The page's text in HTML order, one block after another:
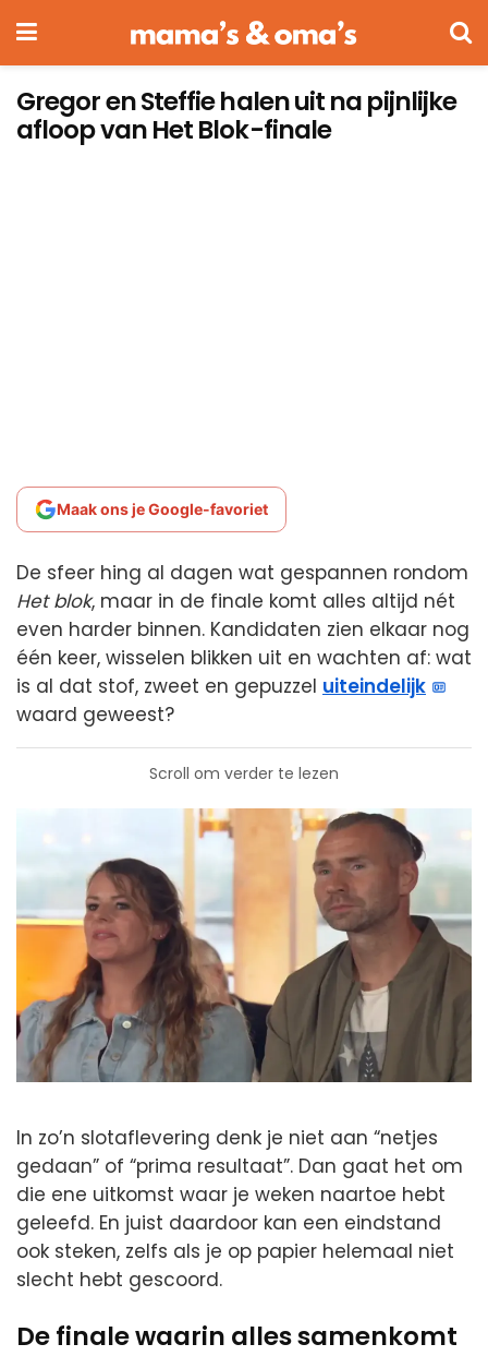
Gregor en Steffie halen uit na pijnlijke
afloop van Het Blok-finale
Maak ons je Google-favoriet
De sfeer hing al dagen wat gespannen rondom
Het blok, maar in de finale komt alles altijd nét
even harder binnen. Kandidaten zien elkaar nog
één keer, wisselen blikken uit en wachten af: wat
is al dat stof, zweet en gepuzzel uiteindelijk
waard geweest?
Scroll om verder te lezen
In zo’n slotaflevering denk je niet aan “netjes
gedaan” of “prima resultaat”. Dan gaat het om
die ene uitkomst waar je weken naartoe hebt
geleefd. En juist daardoor kan een eindstand
ook steken, zelfs als je op papier helemaal niet
slecht hebt gescoord.
De finale waarin alles samenkomt